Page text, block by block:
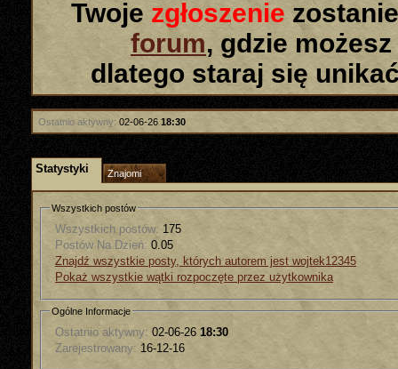
Twoje zgłoszenie
forum, gdzie
dlatego staraj się
Ostatnio aktywny: 02-06-26 18:30
Statystyki Znajomi
Wszystkich postów
Wszystkich postów: 175
Postów Na Dzień: 0.05
Znajdź wszystkie posty, których autorem jest wojtek12345
Pokaż wszystkie wątki rozpoczęte przez użytkownika
Ogólne Informacje
Ostatnio aktywny: 02-06-26 18:30
Zarejestrowany: 16-12-16